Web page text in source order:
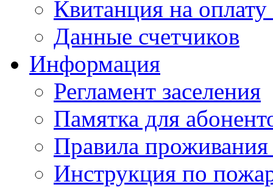
Квитанция на
Данные счетчиков
Информация
Регламент заселения
Памятка для
Правила
Инструкция по